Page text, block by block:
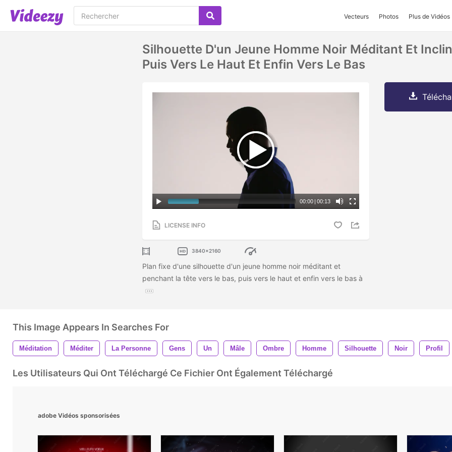
Vecteurs Photos Plus de Vidéos
Silhouette D'un Jeune Homme Noir Méditant Et
Puis Vers Le Haut Et Enfin Vers Le Bas
00:00 | 00:13
LICENSE INFO
3840x2160
Plan fixe d'une silhouette d'un jeune homme noir méditant et
penchant la tête vers le bas, puis vers le haut et enfin vers le bas à
This Image Appears In Searches For
Méditation Méditer La Personne Gens Un Mâle Ombre Homme Silhouette Noir Profil
Les Utilisateurs Qui Ont Téléchargé Ce Fichier Ont Également Téléchargé
adobe Vidéos sponsorisées